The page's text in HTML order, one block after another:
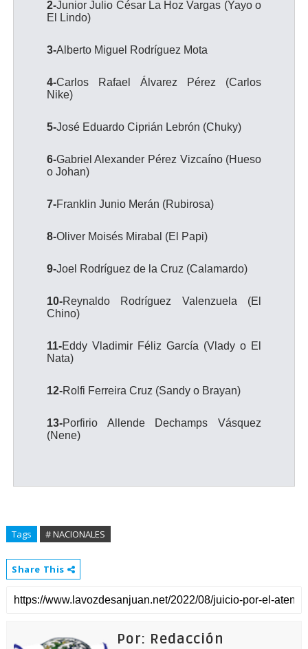
2-Junior Julio César La Hoz Vargas (Yayo o
El Lindo)
3-Alberto Miguel Rodríguez Mota
4-Carlos Rafael Álvarez Pérez (Carlos
Nike)
5-José Eduardo Ciprián Lebrón (Chuky)
6-Gabriel Alexander Pérez Vizcaíno (Hueso
o Johan)
7-Franklin Junio Merán (Rubirosa)
8-Oliver Moisés Mirabal (El Papi)
9-Joel Rodríguez de la Cruz (Calamardo)
10-Reynaldo Rodríguez Valenzuela (El
Chino)
11-Eddy Vladimir Féliz García (Vlady o El
Nata)
12-Rolfi Ferreira Cruz (Sandy o Brayan)
13-Porfirio Allende Dechamps Vásquez
(Nene)
Tags # NACIONALES
Share This
Por: Redacción